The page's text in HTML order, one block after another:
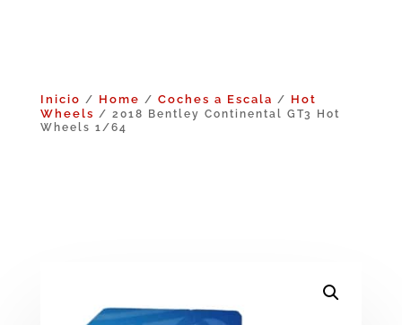
Inicio / Home / Coches a Escala / Hot
Wheels / 2018 Bentley Continental GT3 Hot
Wheels 1/64